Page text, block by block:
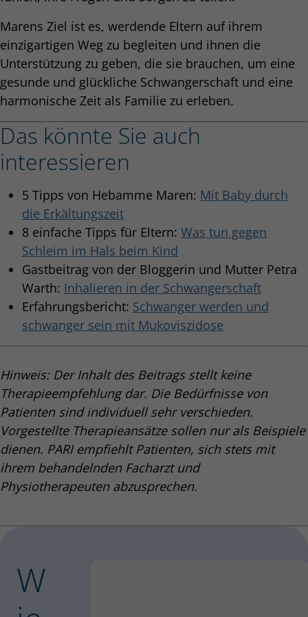
Marens Ziel ist es, werdende Eltern auf ihrem
einzigartigen Weg zu begleiten und ihnen die
Unterstützung zu geben, die sie brauchen, um eine
gesunde und glückliche Schwangerschaft und eine
harmonische Zeit als Familie zu erleben.
Das könnte Sie auch
interessieren
5 Tipps von Hebamme Maren: Mit Baby durch
die Erkältungszeit
8 einfache Tipps für Eltern: Was tun gegen
Schleim im Hals beim Kind
Gastbeitrag von der Bloggerin und Mutter Petra
Warth: Inhalieren in der Schwangerschaft
Erfahrungsbericht: Schwanger werden und
schwanger sein mit Mukoviszidose
Hinweis: Der Inhalt des Beitrags stellt keine
Therapieempfehlung dar. Die Bedürfnisse von
Patienten sind individuell sehr verschieden.
Vorgestellte Therapieansätze sollen nur als Beispiele
dienen. PARI empfiehlt Patienten, sich stets mit
ihrem behandelnden Facharzt und
Physiotherapeuten abzusprechen.
W